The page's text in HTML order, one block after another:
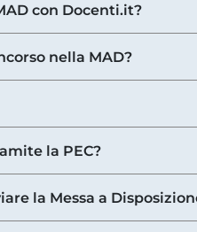
con Docenti.it?
nella MAD?
la PEC?
la Messa a